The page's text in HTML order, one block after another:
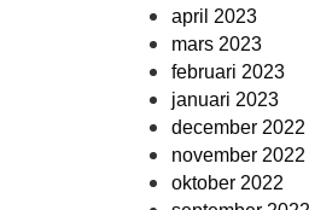
april 2023
mars 2023
februari 2023
januari 2023
december 2022
november 2022
oktober 2022